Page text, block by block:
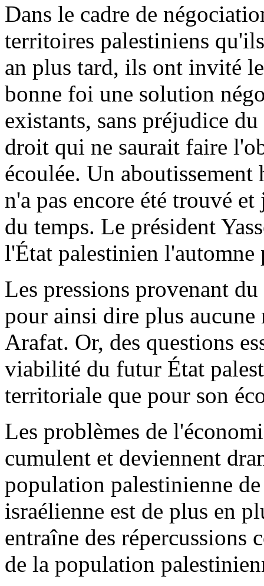
Dans le cadre de
territoires palestiniens
an plus tard, ils ont invité
bonne foi une solution
existants, sans préjudice
droit qui ne saurait faire
écoulée. Un
n'a pas encore été trouvé
du temps. Le président
l'État palestinien l'automne
Les pressions provenant
pour ainsi dire plus aucune
Arafat. Or, des questions
viabilité du futur État
territoriale que pour son
Les problèmes de
cumulent et deviennent
population palestinienne
israélienne est de plus en
entraîne des répercussions
de la population